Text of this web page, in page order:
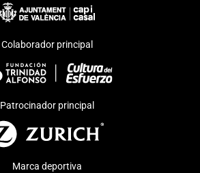
Colaborador principal
Patrocinador principal
Marca deportiva